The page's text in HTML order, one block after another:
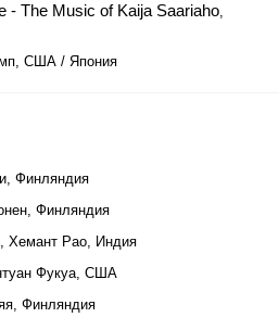
- The Music of Kaija Saariaho,
США / Япония
Финляндия
Финляндия
, Хемант Рао, Индия
Фукуа, США
Финляндия